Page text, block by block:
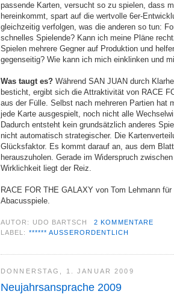
passende Karten, versucht so zu spielen, dass
hereinkommt, spart auf die wertvolle 6er-
gleichzeitig verfolgen, was die anderen so tun:
schnelles Spielende? Kann ich meine Pläne
Spielen mehrere Gegner auf Produktion und
gegenseitig? Wie kann ich mich einklinken und
Was taugt es? Während SAN JUAN durch
besticht, ergibt sich die Attraktivität von RACE
aus der Fülle. Selbst nach mehreren Partien hat
jede Karte ausgespielt, noch nicht alle
Dadurch entsteht kein grundsätzlich anderes
nicht automatisch strategischer. Die
Glücksfaktor. Es kommt darauf an, aus dem
herauszuholen. Gerade im Widerspruch
Wirklichkeit liegt der Reiz.
RACE FOR THE GALAXY von Tom Lehmann
Abacusspiele.
AUTOR: UDO BARTSCH
2 KOMMENTARE
LABEL: ****** AUSSERORDENTLICH
DONNERSTAG, 1. JANUAR 2009
Neujahrsansprache 2009